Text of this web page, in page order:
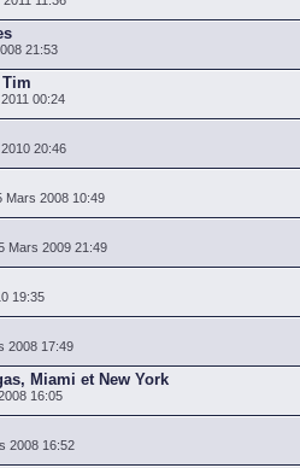
21:53
00:24
20:46
Mars 2008 10:49
Mars 2009 21:49
19:35
2008 17:49
Miami et New York
16:05
2008 16:52